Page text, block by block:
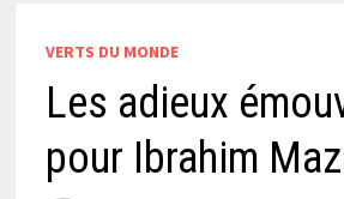
VERTS DU MONDE
Les adieux
pour Ibrahim